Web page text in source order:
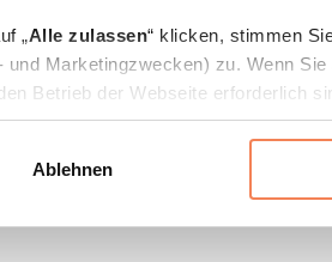
„Alle zulassen“ klicken, stimmen
und Marketingzwecken) zu. Wenn Sie
Betrieb der Webseite erforderlich
“ einzelne Kategorien an- oder
über die Verarbeitung Ihrer
Ablehnen